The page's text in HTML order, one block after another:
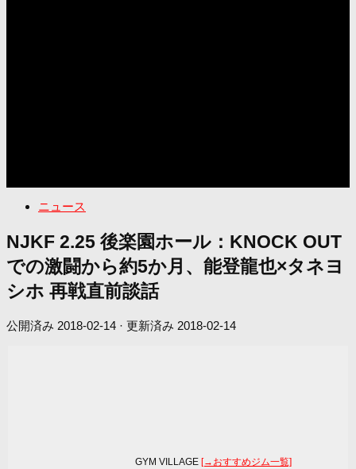
ニュース
NJKF 2.25 後楽園ホール：KNOCK OUT
での激闘から約5か月、能登龍也×タネヨ
シホ 再戦直前談話
公開済み 2018-02-14 · 更新済み 2018-02-14
GYM VILLAGE [→おすすめジム一覧]